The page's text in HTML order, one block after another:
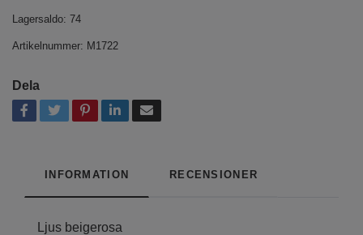
Lagersaldo: 74
Artikelnummer: M1722
Dela
INFORMATION RECENSIONER
Ljus beigerosa